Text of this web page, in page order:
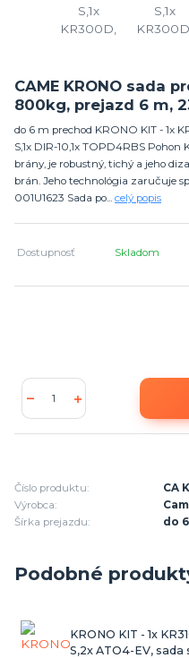
CAME KRONO sada
800kg, prejazd 6 m,
do 6 m prechod KRONO KIT - 1x
S,1x DIR-10,1x TOPD4RBS
brány, je robustný, tichý a jeho
brán. Jeho technológia zaručuje
001U1623 Sada po... celý popis
Dostupnosť Skladom
Číslo produktu:
CA
Výrobca:
Šírka prejazdu:
do
Podobné
KRONO KIT - 1x
S,2x ATO4-EV,